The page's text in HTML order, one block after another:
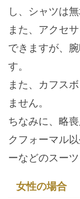
し、シャツは
また、アクセ
できますが、
す。
また、カフス
ません。
ちなみに、略
クフォーマル
ーなどのスー
女性の場合